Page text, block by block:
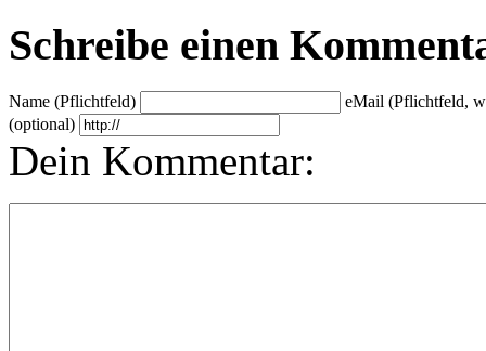
Schreibe einen
Name (Pflichtfeld)
eMail (Pflichtfeld,
(optional)
Dein Kommentar: